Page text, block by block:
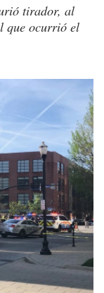
tirador, al
que ocurrió el